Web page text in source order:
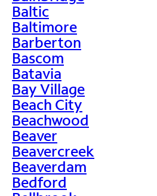
Baltic
Baltimore
Barberton
Bascom
Batavia
Bay Village
Beach City
Beachwood
Beaver
Beavercreek
Beaverdam
Bedford